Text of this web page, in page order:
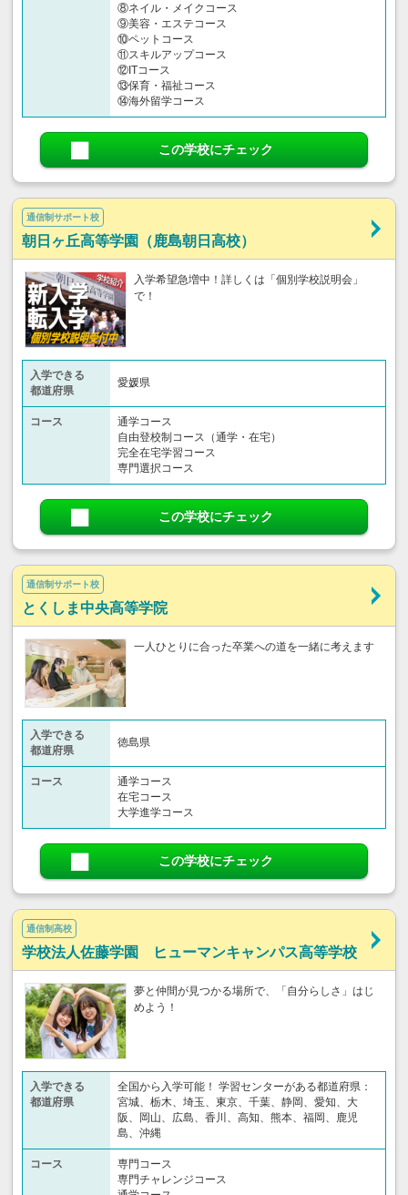
⑧ネイル・メイクコース
⑨美容・エステコース
⑩ペットコース
⑪スキルアップコース
⑫ITコース
⑬保育・福祉コース
⑭海外留学コース
この学校にチェック
通信制サポート校
朝日ヶ丘高等学園（鹿島朝日高校）
入学希望急増中！詳しくは「個別学校説明会」
で！
入学できる
都道府県
愛媛県
コース
通学コース
自由登校制コース（通学・在宅）
完全在宅学習コース
専門選択コース
この学校にチェック
通信制サポート校
とくしま中央高等学院
一人ひとりに合った卒業への道を一緒に考えます
入学できる
都道府県
徳島県
コース
通学コース
在宅コース
大学進学コース
この学校にチェック
通信制高校
学校法人佐藤学園 ヒューマンキャンパス高等学校
夢と仲間が見つかる場所で、「自分らしさ」はじ
めよう！
入学できる
都道府県
全国から入学可能！ 学習センターがある都道府県：
宮城、栃木、埼玉、東京、千葉、静岡、愛知、大
阪、岡山、広島、香川、高知、熊本、福岡、鹿児
島、沖縄
コース
専門コース
専門チャレンジコース